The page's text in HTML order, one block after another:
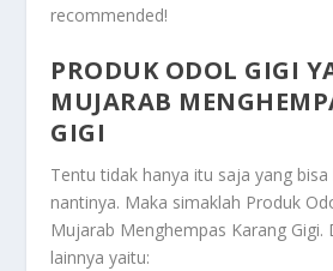
recommended!
PRODUK ODOL GIGI
MUJARAB
GIGI
Tentu tidak hanya itu saja yang
nantinya. Maka simaklah Produk
Mujarab Menghempas Karang Gigi.
lainnya yaitu: